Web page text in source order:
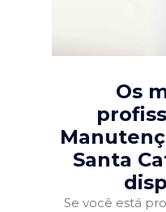
Os
Santa
Se você está